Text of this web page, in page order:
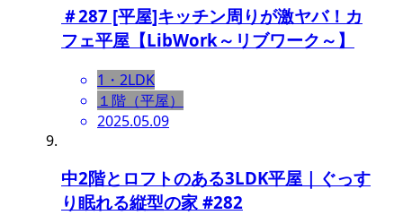
＃287 [平屋]キッチン周りが激ヤバ！カ
フェ平屋【LibWork～リブワーク～】
1・2LDK
１階（平屋）
2025.05.09
中2階とロフトのある3LDK平屋｜ぐっす
り眠れる縦型の家 #282